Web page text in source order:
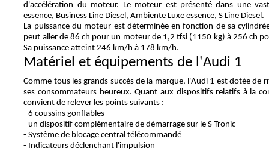
d'accélération du moteur. Le moteur est présenté dans une
essence, Business Line Diesel, Ambiente Luxe essence, S Line Diesel.
La puissance du moteur est déterminée en fonction de sa
peut aller de 86 ch pour un moteur de 1,2 tfsi (1150 kg) à 256 ch
Sa puissance atteint 246 km/h à 178 km/h.
Matériel et équipements de l'Audi 1
Comme tous les grands succès de la marque, l'Audi 1 est dotée de
ses consommateurs heureux. Quant aux dispositifs relatifs à la
convient de relever les points suivants :
- 6 coussins gonflables
- un dispositif complémentaire de démarrage sur le S Tronic
- Système de blocage central télécommandé
- Indicateurs déclenchant l'impulsion